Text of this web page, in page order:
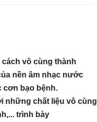
vô cùng thành
nền âm nhạc nước
cơn bạo bệnh.
những chất liệu vô cùng
trình bày